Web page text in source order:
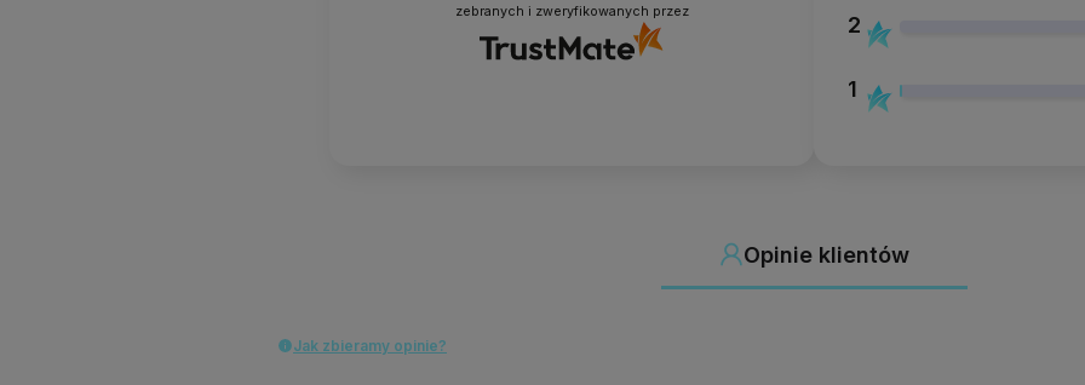
zebranych i zweryfikowanych przez
2
1
Opinie klientów
Jak zbieramy opinie?